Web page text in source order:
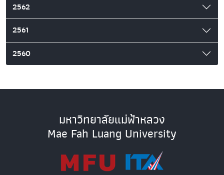
2562
2561
2560
มหาวิทยาลัยแม่ฟ้าหลวง
Mae Fah Luang University